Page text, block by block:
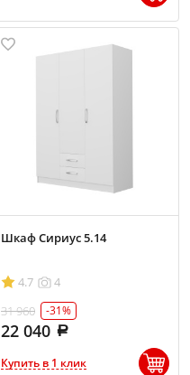
Шкаф Сириус 5.14
4.7
4
31 960
-31%
22 040
Купить в 1 клик